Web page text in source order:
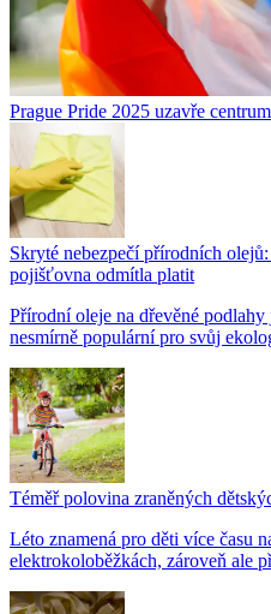
Prague Pride 2025 uzavře
Skryté nebezpečí přírodních
pojišťovna odmítla platit
Přírodní oleje na dřevěné
nesmírně populární pro svůj
Téměř polovina zraněných
Léto znamená pro děti více času
elektrokoloběžkách, zároveň ale